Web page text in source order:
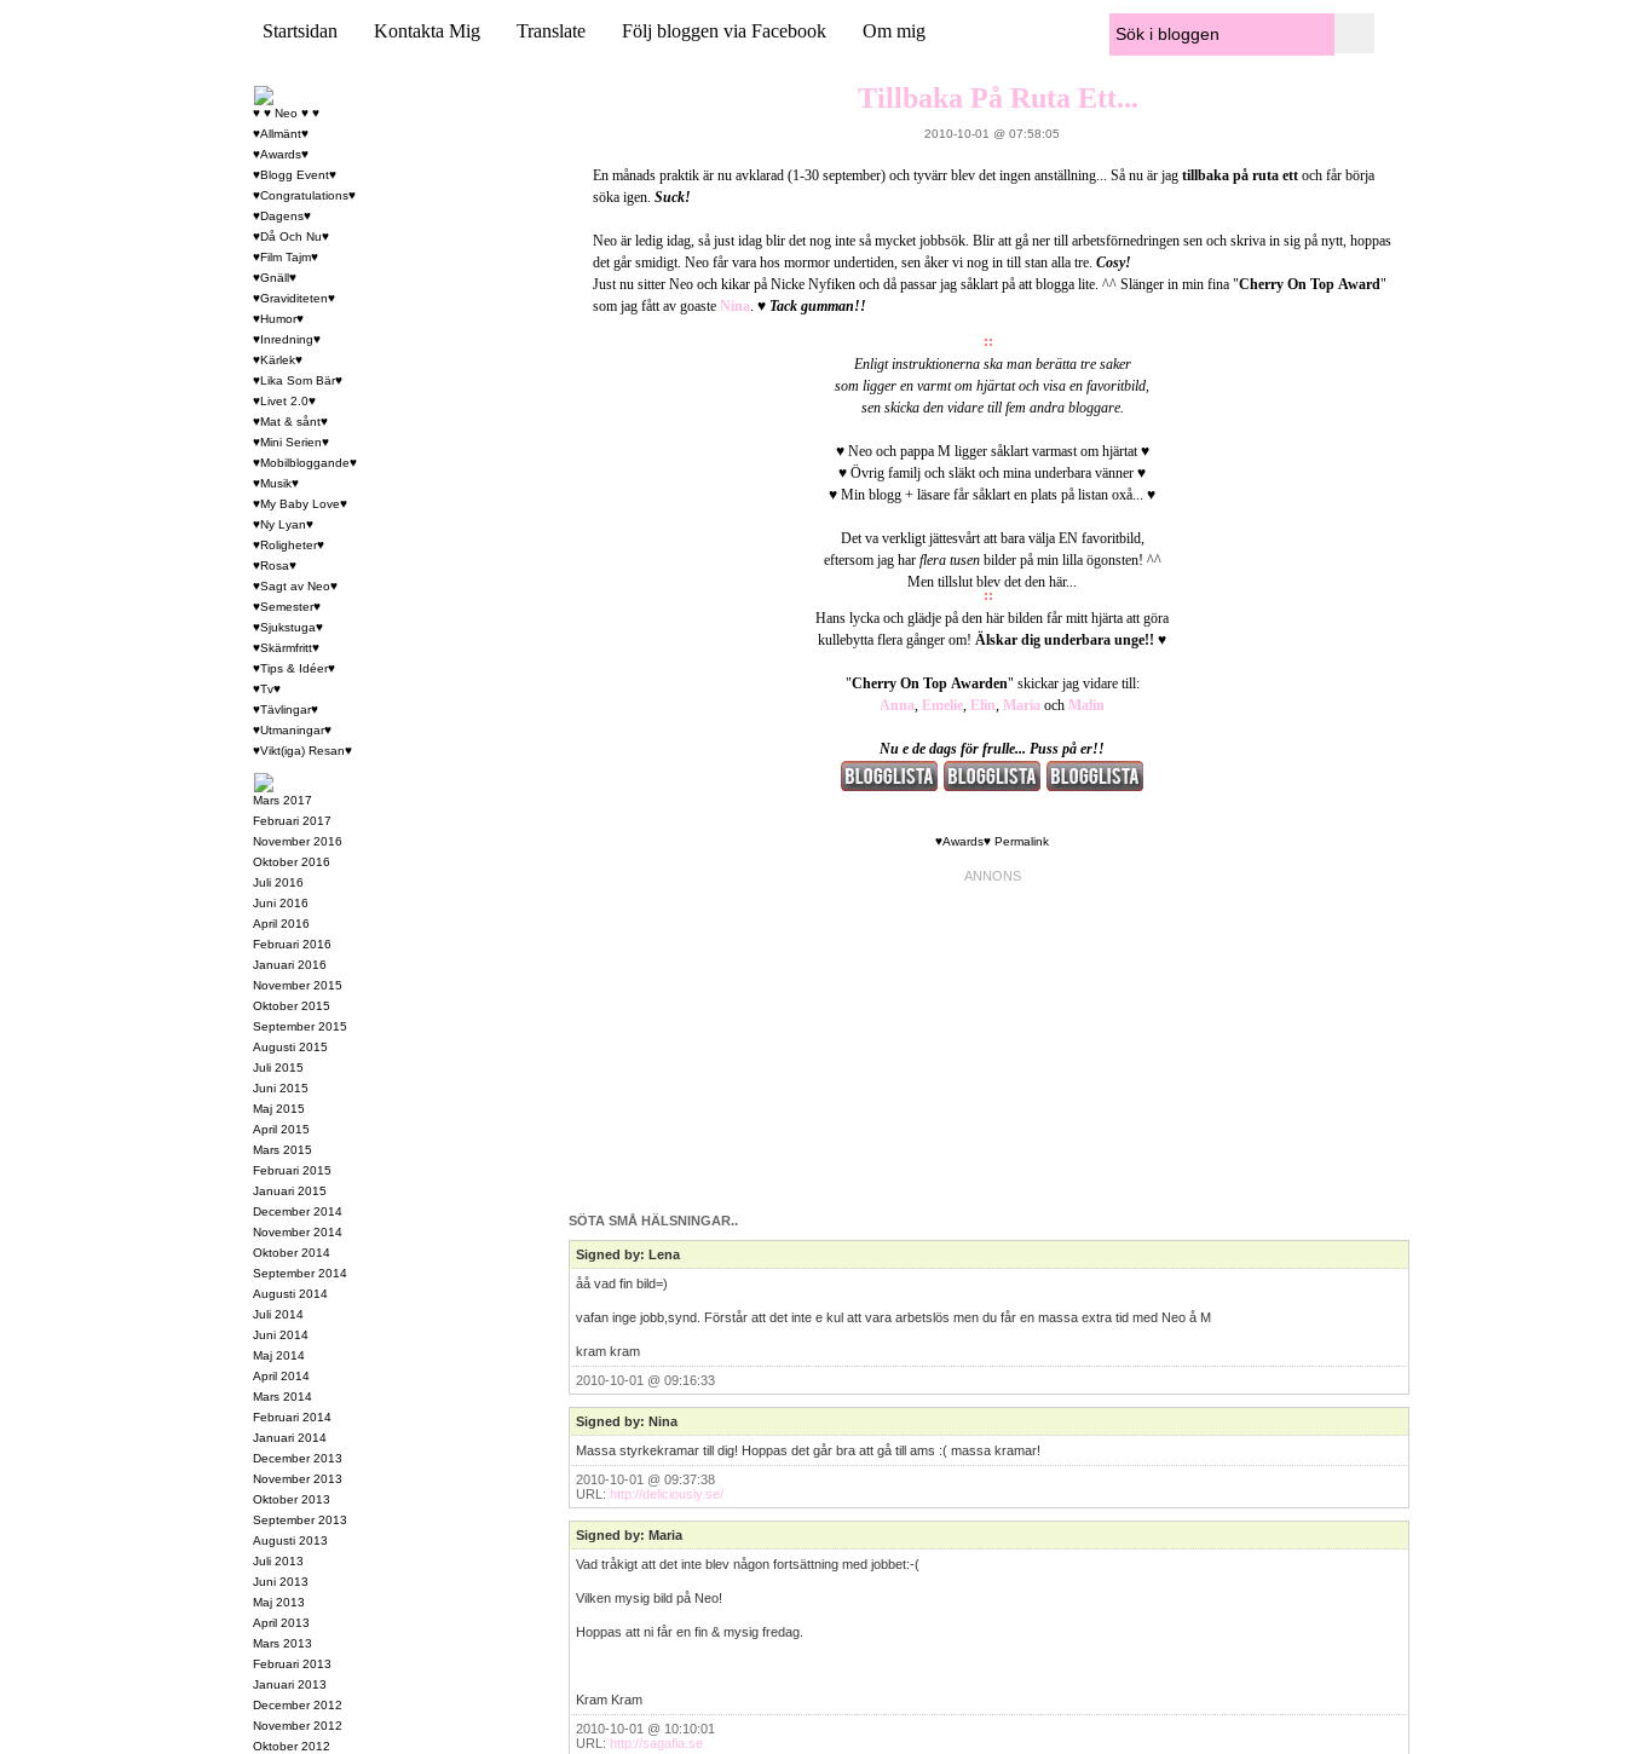
Startsidan Kontakta Mig Translate Följ bloggen via Facebook Om mig
Tillbaka På Ruta Ett...
2010-10-01 @ 07:58:05
En månads praktik är nu avklarad (1-30 september) och tyvärr blev det ingen anställning... Så nu är jag tillbaka på ruta ett och får börja
söka igen. Suck!
Neo är ledig idag, så just idag blir det nog inte så mycket jobbsök. Blir att gå ner till arbetsförnedringen sen och skriva in sig på nytt, hoppas
det går smidigt. Neo får vara hos mormor undertiden, sen åker vi nog in till stan alla tre. Cosy!
Just nu sitter Neo och kikar på Nicke Nyfiken och då passar jag såklart på att blogga lite. ^^ Slänger in min fina "Cherry On Top Award"
som jag fått av goaste Nina. ♥ Tack gumman!!
Enligt instruktionerna ska man berätta tre saker
som ligger en varmt om hjärtat och visa en favoritbild,
sen skicka den vidare till fem andra bloggare.
♥ Neo och pappa M ligger såklart varmast om hjärtat ♥
♥ Övrig familj och släkt och mina underbara vänner ♥
♥ Min blogg + läsare får såklart en plats på listan oxå... ♥
Det va verkligt jättesvårt att bara välja EN favoritbild,
eftersom jag har flera tusenbilder på min lilla ögonsten! ^^
Men tillslut blev det den här...
Hans lycka och glädje på den här bilden får mitt hjärta att göra
kullebytta flera gånger om! Älskar dig underbara unge!! ♥
"Cherry On Top Awarden" skickar jag vidare till:
Anna, Emelie, Elin, Maria och Malin
Nu e de dags för frulle... Puss på er!!
♥Awards♥ Permalink
SÖTA SMÅ HÄLSNINGAR..
Signed by: Lena
åå vad fin bild=)
vafan inge jobb,synd. Förstår att det inte e kul att vara arbetslös men du får en massa extra tid med Neo å M
kram kram
2010-10-01 @ 09:16:33
Signed by: Nina
Massa styrkekramar till dig! Hoppas det går bra att gå till ams :( massa kramar!
2010-10-01 @ 09:37:38
URL: http://deliciously.se/
Signed by: Maria
Vad tråkigt att det inte blev någon fortsättning med jobbet:-(
Vilken mysig bild på Neo!
Hoppas att ni får en fin & mysig fredag.
Kram Kram
2010-10-01 @ 10:10:01
URL: http://sagafia.se
♥ ♥ Neo ♥ ♥
♥Allmänt♥
♥Awards♥
♥Blogg Event♥
♥Congratulations♥
♥Dagens♥
♥Då Och Nu♥
♥Film Tajm♥
♥Gnäll♥
♥Graviditeten♥
♥Humor♥
♥Inredning♥
♥Kärlek♥
♥Lika Som Bär♥
♥Livet 2.0♥
♥Mat & sånt♥
♥Mini Serien♥
♥Mobilbloggande♥
♥Musik♥
♥My Baby Love♥
♥Ny Lyan♥
♥Roligheter♥
♥Rosa♥
♥Sagt av Neo♥
♥Semester♥
♥Sjukstuga♥
♥Skärmfritt♥
♥Tips & Idéer♥
♥Tv♥
♥Tävlingar♥
♥Utmaningar♥
♥Vikt(iga) Resan♥
Mars 2017
Februari 2017
November 2016
Oktober 2016
Juli 2016
Juni 2016
April 2016
Februari 2016
Januari 2016
November 2015
Oktober 2015
September 2015
Augusti 2015
Juli 2015
Juni 2015
Maj 2015
April 2015
Mars 2015
Februari 2015
Januari 2015
December 2014
November 2014
Oktober 2014
September 2014
Augusti 2014
Juli 2014
Juni 2014
Maj 2014
April 2014
Mars 2014
Februari 2014
Januari 2014
December 2013
November 2013
Oktober 2013
September 2013
Augusti 2013
Juli 2013
Juni 2013
Maj 2013
April 2013
Mars 2013
Februari 2013
Januari 2013
December 2012
November 2012
Oktober 2012